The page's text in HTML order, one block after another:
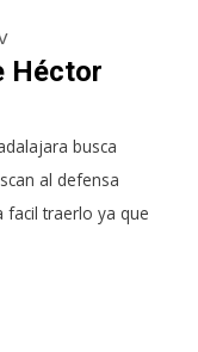
Héctor
busca
al defensa
facil traerlo ya que